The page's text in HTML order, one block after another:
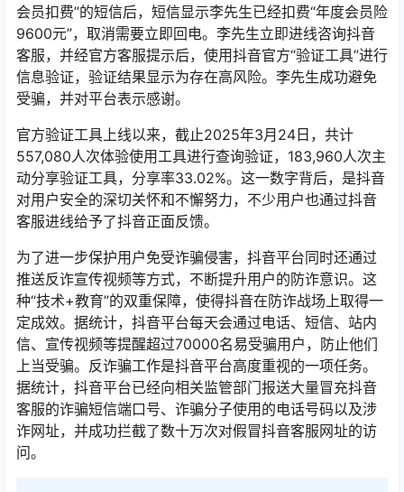
会员扣费”的短信后，短信显示李先生已经扣费“年度会员险
9600元”，取消需要立即回电。李先生立即进线咨询抖音
客服，并经官方客服提示后，使用抖音官方“验证工具”进行
信息验证，验证结果显示为存在高风险。李先生成功避免
受骗，并对平台表示感谢。
官方验证工具上线以来，截止2025年3月24日，共计
557,080人次体验使用工具进行查询验证，183,960人次主
动分享验证工具，分享率33.02%。这一数字背后，是抖音
对用户安全的深切关怀和不懈努力，不少用户也通过抖音
客服进线给予了抖音正面反馈。
为了进一步保护用户免受诈骗侵害，抖音平台同时还通过
推送反诈宣传视频等方式，不断提升用户的防诈意识。这
种“技术+教育”的双重保障，使得抖音在防诈战场上取得一
定成效。据统计，抖音平台每天会通过电话、短信、站内
信、宣传视频等提醒超过70000名易受骗用户，防止他们
上当受骗。反诈骗工作是抖音平台高度重视的一项任务。
据统计，抖音平台已经向相关监管部门报送大量冒充抖音
客服的诈骗短信端口号、诈骗分子使用的电话号码以及涉
诈网址，并成功拦截了数十万次对假冒抖音客服网址的访
问。